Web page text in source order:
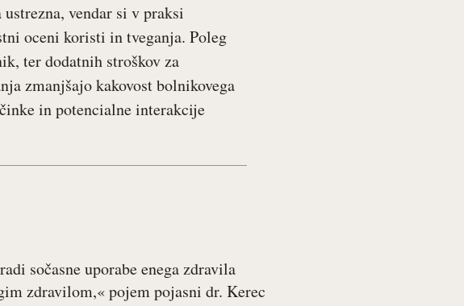
vendar si v praksi
oceni koristi in tveganja. Poleg
ter dodatnih stroškov za
zmanjšajo kakovost bolnikovega
in potencialne interakcije
sočasne uporabe enega zdravila
zdravilom,« pojem pojasni dr. Kerec